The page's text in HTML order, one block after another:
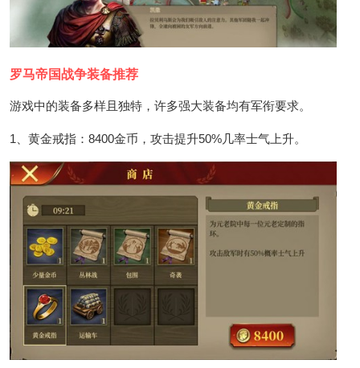
罗马帝国战争装备推荐
游戏中的装备多样且独特，许多强大装备均有军衔要求。
1、黄金戒指：8400金币，攻击提升50%几率士气上升。